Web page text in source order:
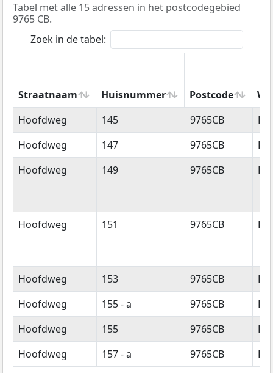
Tabel met alle 15 adressen in het postcodegebied
9765 CB.
Zoek in de tabel:
Straatnaam Huisnummer Postcode
Straatnaam
Huisnummer Postcode
Hoofdweg 145 9765CB
Hoofdweg
147 9765CB
Hoofdweg
149 9765CB
Hoofdweg 151 9765CB
Hoofdweg 153 9765CB
Hoofdweg
155 - a 9765CB
Hoofdweg
155 9765CB
Hoofdweg
157 - a 9765CB